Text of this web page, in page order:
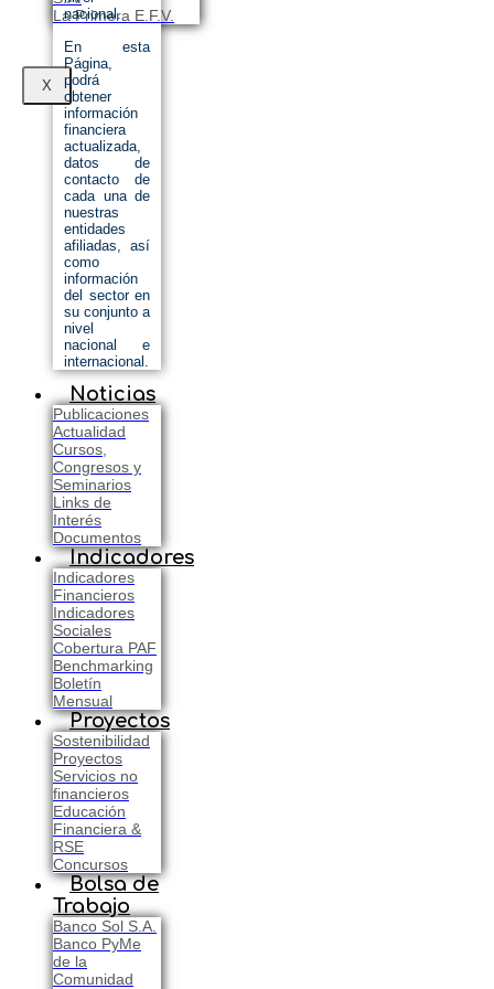
La Primera E.F.V.
X
nacional.
En esta
Página,
podrá
obtener
información
financiera
actualizada,
datos de
contacto de
cada una de
nuestras
entidades
afiliadas, así
como
información
del sector en
su conjunto a
nivel
nacional e
internacional.
Noticias
Publicaciones
Actualidad
Cursos,
Congresos y
Seminarios
Links de
Interés
Documentos
Indicadores
Indicadores
Financieros
Indicadores
Sociales
Cobertura PAF
Benchmarking
Boletín
Mensual
Proyectos
Sostenibilidad
Proyectos
Servicios no
financieros
Educación
Financiera &
RSE
Concursos
Bolsa de
Trabajo
Banco Sol S.A.
Banco PyMe
de la
Comunidad